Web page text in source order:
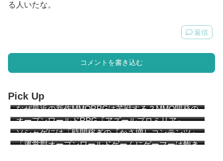
る人いたな。
返信
コメントを書き込む
Pick Up
なぜ最近の新作MMORPGは苦戦する？MMO開発の
ベテラン達が説明 “MMOは『ゲーム』になりすぎ
た”
オープンワールドRPG『アズールプロミリア』
CBT簡易レビュー
ソシャゲには「時間稼ぎの『かさ増しコンテンツ』
が必要か？」 アークナイツ：エンドフィールドの
「運営型オープンワールドゲームにゲーマーは飽き